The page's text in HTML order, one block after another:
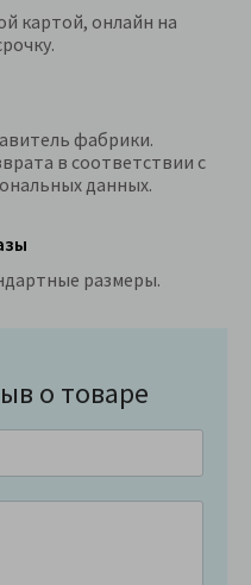
картой, онлайн на
фабрики.
в соответствии с
данных.
размеры.
о товаре